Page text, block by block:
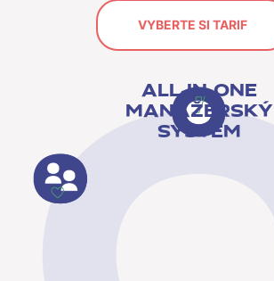
VYBERTE SI TARIF
ALL-IN-ONE
MANAŽERSKÝ
SYSTÉM